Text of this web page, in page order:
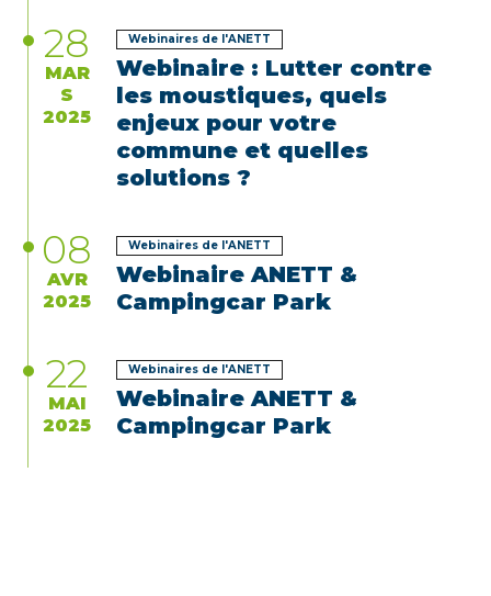
28
MAR
S
2025
Webinaires de l'ANETT
Webinaire : Lutter contre
les moustiques, quels
enjeux pour votre
commune et quelles
solutions ?
08
AVR
2025
Webinaires de l'ANETT
Webinaire ANETT &
Campingcar Park
22
MAI
2025
Webinaires de l'ANETT
Webinaire ANETT &
Campingcar Park